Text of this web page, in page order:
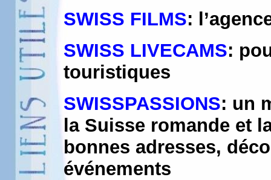
SWISS FILMS:
SWISS LIVECAMS:
touristiques
SWISSPASSIONS: un
la Suisse romande et
bonnes adresses,
événements